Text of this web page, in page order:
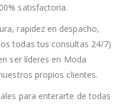
satisfactoria.
rapidez en despacho,
todas tus consultas 24/7)
ser líderes en Moda
propios clientes.
para enterarte de todas